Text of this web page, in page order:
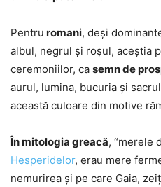
Pentru romani, deşi
albul, negrul şi roşul, aceştia
ceremoniilor, ca semn de
aurul, lumina, bucuria şi
această culoare din motive
În mitologia greacă, “merele
Hesperidelor, erau mere
nemurirea şi pe care Gaia,